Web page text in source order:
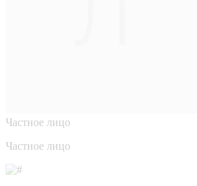
Частное лицо
Частное лицо